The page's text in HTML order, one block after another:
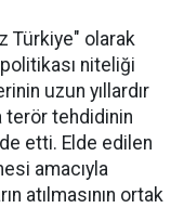
Türkiye" olarak
niteliği
uzun yıllardır
tehdidinin
etti. Elde edilen
amacıyla
atılmasının ortak